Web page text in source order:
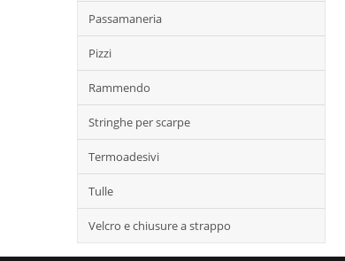
Passamaneria
Pizzi
Rammendo
Stringhe per scarpe
Termoadesivi
Tulle
Velcro e chiusure a strappo